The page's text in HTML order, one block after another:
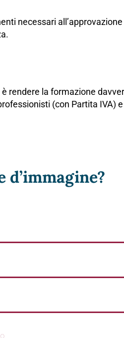
necessari
rendere la formazione
(con Partita IVA)